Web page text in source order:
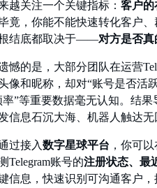
越关注一个关键指标： 客户的
竟，你能不能快速转化客户
结底都取决于——对方是否真
憾的是，大部分团队在运营
像和昵称，却对“账号是否活
率”等重要数据毫无认知。结
信息石沉大海、机器人触达无
过接入数字星球平台 ，你可
Telegram账号的注册状态、最
信息，快速识别可沟通客户